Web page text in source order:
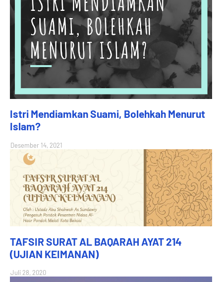
Istri Mendiamkan Suami, Bolehkah Menurut
Islam?
Desember 14, 2021
TAFSIR SURAT AL BAQARAH AYAT 214
(UJIAN KEIMANAN)
Juli 28, 2020